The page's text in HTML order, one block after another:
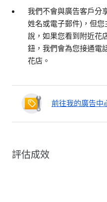
我們不會與廣告客戶分
姓名或電子郵件)，但
說，如果您看到附近花
鈕，我們會為您接通電
花店。
前往我的廣告中
評估成效